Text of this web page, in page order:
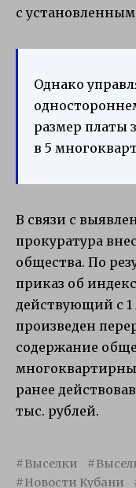
с
Однако
размер платы
в 5
В связи с
прокуратура
общества. По
приказ об
действующий с 1
произведен
содержание
ранее
тыс. рублей.
Выселки
Новости Кубани